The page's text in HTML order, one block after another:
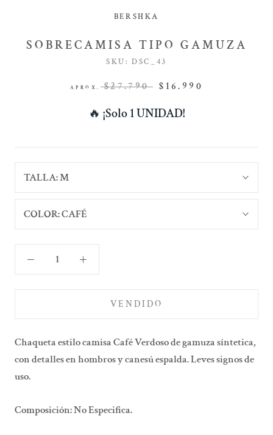
BERSHKA
SOBRECAMISA TIPO GAMUZA
SKU:DSC_43
APROX. $27.790 $16.990
🔥 ¡Solo 1 UNIDAD!
TALLA:M
COLOR:CAFÉ
VENDIDO
Chaqueta estilo camisa Café Verdoso de gamuza síntetica,
con detalles en hombros y canesú espalda. Leves signos de
uso.
Composición: No Especifica.